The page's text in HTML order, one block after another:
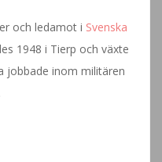
och ledamot i Svenska
1948 i Tierp och växte
jobbade inom militären